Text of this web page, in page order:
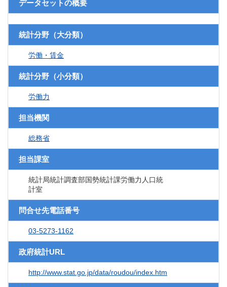
データセットの概要
統計分野（大分類）
労働・賃金
統計分野（小分類）
労働力
担当機関
総務省
担当課室
統計局統計調査部国勢統計課労働力人口統
計室
問合せ先電話番号
03-5273-1162
政府統計URL
http://www.stat.go.jp/data/roudou/index.htm